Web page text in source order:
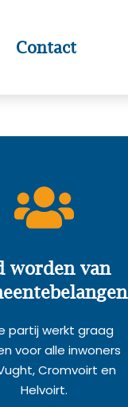
Contact
worden van
partij werkt graag
voor alle inwoners
Cromvoirt en
Helvoirt.